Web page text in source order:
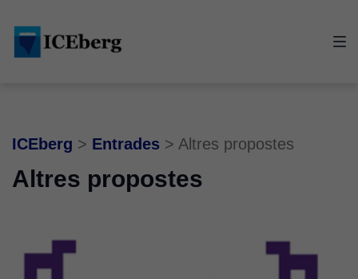
main
content
footer
ICEberg > Entrades > Altres propostes
Altres propostes